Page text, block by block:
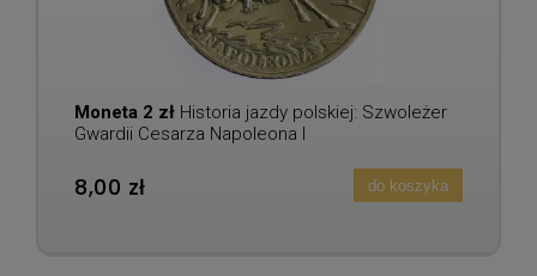
Moneta 2 zł Historia jazdy polskiej: Szwoleżer
Gwardii Cesarza Napoleona I
8,00 zł do koszyka